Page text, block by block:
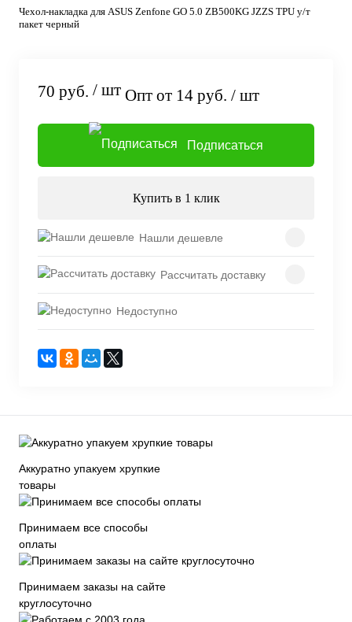
Чехол-накладка для ASUS Zenfone GO 5.0 ZB500KG JZZS TPU у/т
пакет черный
70 руб. / шт Опт от 14 руб. / шт
Подписаться
Купить в 1 клик
Нашли дешевле
Рассчитать доставку
Недоступно
Аккуратно упакуем хрупкие
товары
Принимаем все способы
оплаты
Принимаем заказы на сайте
круглосуточно